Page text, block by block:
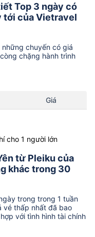
Top 3 ngày có
tới của Vietravel
chuyến có giá
chặng hành trình
Giá
cho 1 người lớn
từ Pleiku của
khác trong 30
trong trong 1 tuần
vé thấp nhất đã bao
với tình hình tài chính